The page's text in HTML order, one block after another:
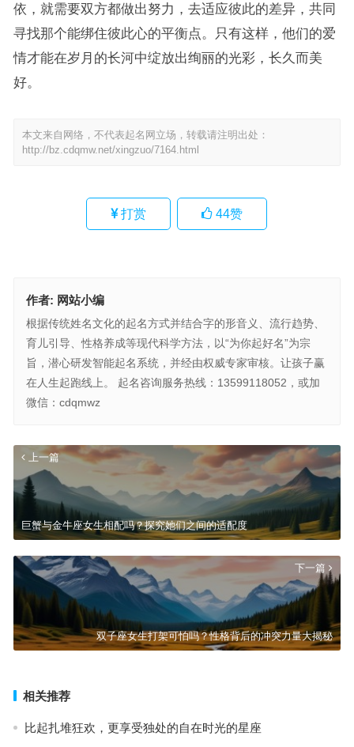
依，就需要双方都做出努力，去适应彼此的差异，共同
寻找那个能绑住彼此心的平衡点。只有这样，他们的爱
情才能在岁月的长河中绽放出绚丽的光彩，长久而美
好。
本文来自网络，不代表起名网立场，转载请注明出处：
http://bz.cdqmw.net/xingzuo/7164.html
打赏 44赞
作者: 网站小编
根据传统姓名文化的起名方式并结合字的形音义、流行趋势、
育儿引导、性格养成等现代科学方法，以“为你起好名”为宗
旨，潜心研发智能起名系统，并经由权威专家审核。让孩子赢
在人生起跑线上。 起名咨询服务热线：13599118052，或加
微信：cdqmwz
上一篇
巨蟹与金牛座女生相配吗？探究她们之间的适配度
下一篇
双子座女生打架可怕吗？性格背后的冲突力量大揭秘
相关推荐
比起扎堆狂欢，更享受独处的自在时光的星座